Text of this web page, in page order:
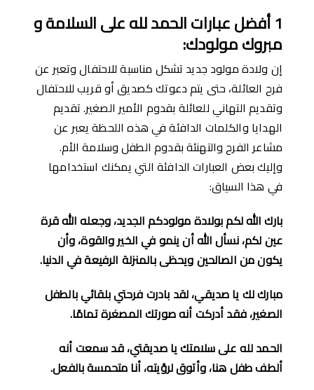
1أفضل عبارات الحمد لله على السلامة و
مبروك مولودك:
إن ولادة مولود جديد تشكل مناسبة للاحتفال وتعبر عن
فرح العائلة، حتى يتم دعوتك كصديق أو قريب للاحتفال
وتقديم التهاني للعائلة بقدوم الأمير الصغير. تقديم
الهدايا والكلمات الدافئة في هذه اللحظة يعبر عن
مشاعر الفرح والتهنئة بقدوم الطفل وسلامة الأم.
وإليك بعض العبارات الدافئة التي يمكنك استخدامها
في هذا السياق:
بارك الله لكم بولادة مولودكم الجديد، وجعله الله قرة
عين لكم، نسأل الله أن ينمو في الخير والقوة، وأن
يكون من الصالحين ويحظى بالمنزلة الرفيعة في الدنيا.
مبارك لك يا صديقي، لقد بادرت فرحتي بلقائي بالطفل
الصغير، فقد أدركت أنه صورتك المصغرة تمامًا.
الحمد لله على سلامتك يا صديقتي، قد سمعت أنه
ألطف طفل هنا، وأتوق لرؤيته، أنا متحمسة بالفعل.